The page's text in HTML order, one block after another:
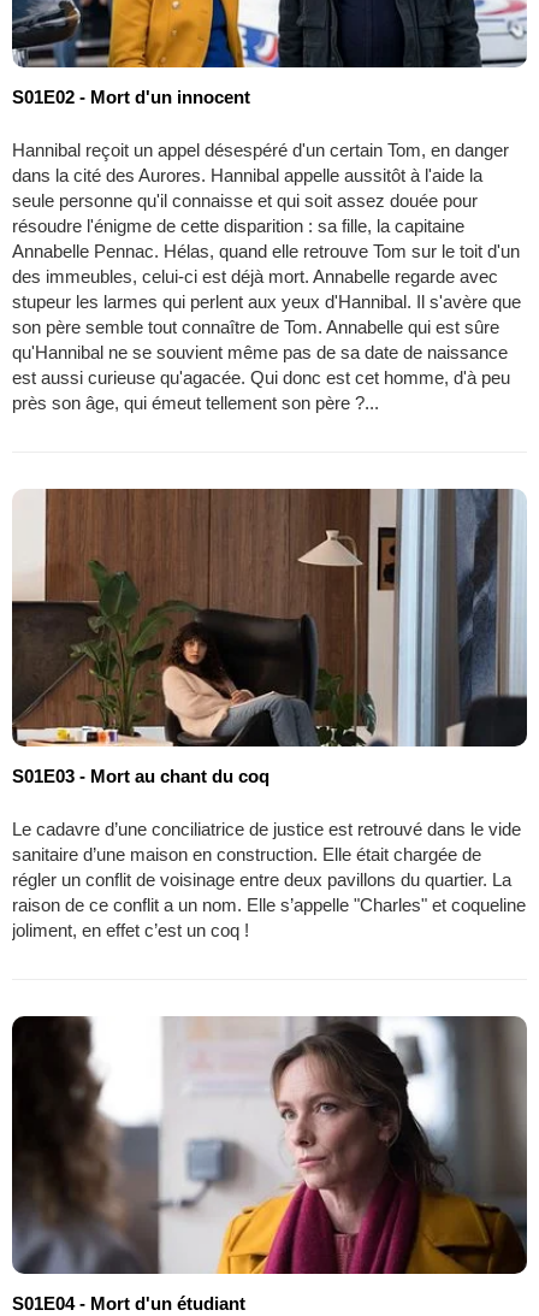
S01E02 - Mort d'un innocent
Hannibal reçoit un appel désespéré d'un certain Tom, en danger
dans la cité des Aurores. Hannibal appelle aussitôt à l'aide la
seule personne qu'il connaisse et qui soit assez douée pour
résoudre l'énigme de cette disparition : sa fille, la capitaine
Annabelle Pennac. Hélas, quand elle retrouve Tom sur le toit d'un
des immeubles, celui-ci est déjà mort. Annabelle regarde avec
stupeur les larmes qui perlent aux yeux d'Hannibal. Il s'avère que
son père semble tout connaître de Tom. Annabelle qui est sûre
qu'Hannibal ne se souvient même pas de sa date de naissance
est aussi curieuse qu'agacée. Qui donc est cet homme, d'à peu
près son âge, qui émeut tellement son père ?...
S01E03 - Mort au chant du coq
Le cadavre d’une conciliatrice de justice est retrouvé dans le vide
sanitaire d’une maison en construction. Elle était chargée de
régler un conflit de voisinage entre deux pavillons du quartier. La
raison de ce conflit a un nom. Elle s’appelle "Charles" et coqueline
joliment, en effet c’est un coq !
S01E04 - Mort d'un étudiant